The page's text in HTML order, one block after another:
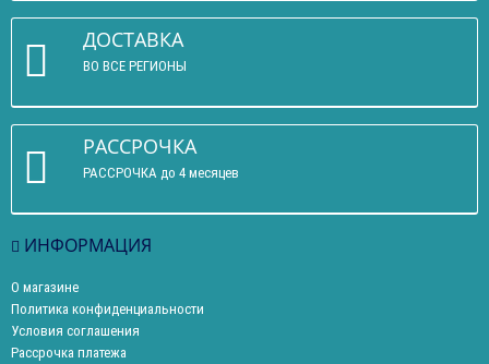
ДОСТАВКА
ВО ВСЕ РЕГИОНЫ
РАССРОЧКА
РАССРОЧКА до 4 месяцев
ИНФОРМАЦИЯ
О магазине
Политика конфиденциальности
Условия соглашения
Рассрочка платежа